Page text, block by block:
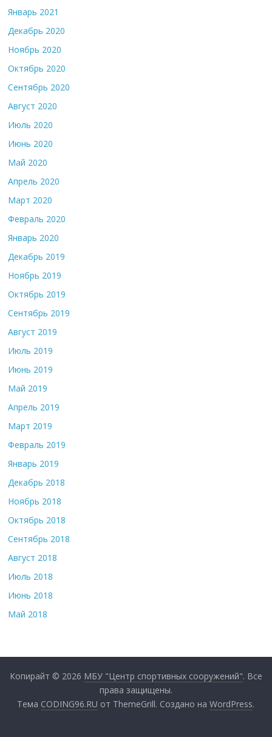
Январь 2021
Декабрь 2020
Ноябрь 2020
Октябрь 2020
Сентябрь 2020
Август 2020
Июль 2020
Июнь 2020
Май 2020
Апрель 2020
Март 2020
Февраль 2020
Январь 2020
Декабрь 2019
Ноябрь 2019
Октябрь 2019
Сентябрь 2019
Август 2019
Июль 2019
Июнь 2019
Май 2019
Апрель 2019
Март 2019
Февраль 2019
Январь 2019
Декабрь 2018
Ноябрь 2018
Октябрь 2018
Сентябрь 2018
Август 2018
Июль 2018
Июнь 2018
Май 2018
Копирайт © 2026 МБУ "Центр спортивных сооружений". Все
права защищены.
Тема CODING96.RU от ThemeGrill. Создано наWordPress.